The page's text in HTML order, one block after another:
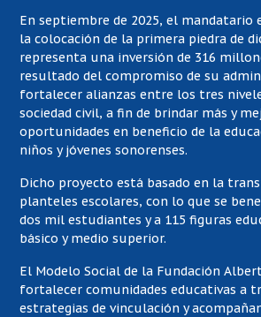
En septiembre de 2025, el mandatario
la colocación de la primera piedra de
representa una inversión de 316
resultado del compromiso de su
fortalecer alianzas entre los tres
sociedad civil, a fin de brindar más y
oportunidades en beneficio de la
niños y jóvenes sonorenses.
Dicho proyecto está basado en la
planteles escolares, con lo que se
dos mil estudiantes y a 115 figuras
básico y medio superior.
El Modelo Social de la Fundación
fortalecer comunidades educativas a
estrategias de vinculación y